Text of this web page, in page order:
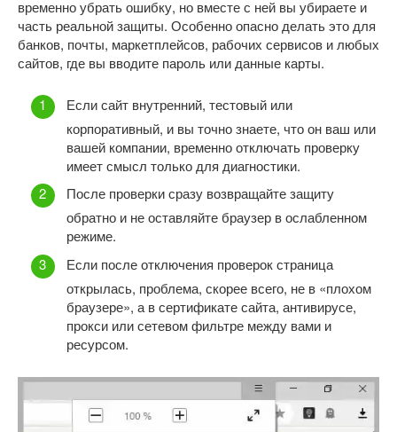
временно убрать ошибку, но вместе с ней вы убираете и
часть реальной защиты. Особенно опасно делать это для
банков, почты, маркетплейсов, рабочих сервисов и любых
сайтов, где вы вводите пароль или данные карты.
Если сайт внутренний, тестовый или
корпоративный, и вы точно знаете, что он ваш или
вашей компании, временно отключать проверку
имеет смысл только для диагностики.
После проверки сразу возвращайте защиту
обратно и не оставляйте браузер в ослабленном
режиме.
Если после отключения проверок страница
открылась, проблема, скорее всего, не в «плохом
браузере», а в сертификате сайта, антивирусе,
прокси или сетевом фильтре между вами и
ресурсом.